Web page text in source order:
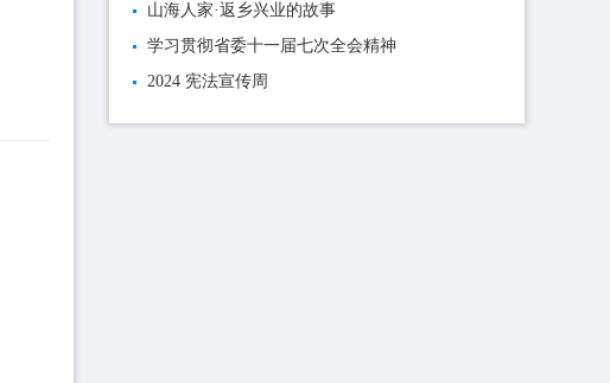
山海人家·返乡兴业的故事
学习贯彻省委十一届七次全会精神
2024 宪法宣传周